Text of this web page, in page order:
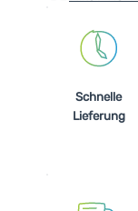
Schnelle
Lieferung